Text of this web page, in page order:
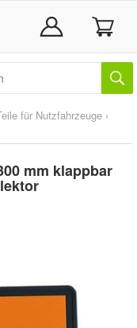
für Nutzfahrzeuge ›
mm klappbar